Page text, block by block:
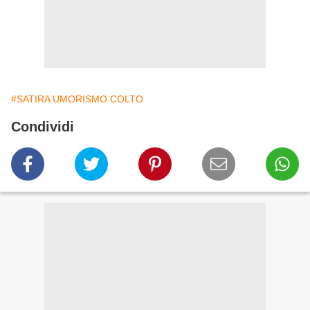
#SATIRA UMORISMO COLTO
Condividi